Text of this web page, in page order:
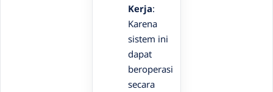
Kerja:
Karena
sistem ini
dapat
beroperasi
secara